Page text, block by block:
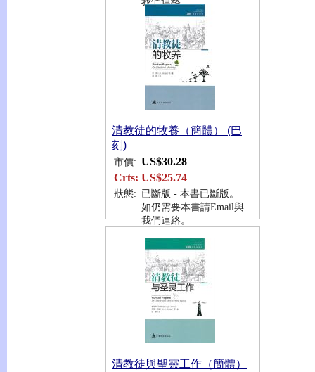
清教徒的牧養（簡體） (巴
刻)
市價: US$30.28
Crts: US$25.74
狀態: 已斷版 - 本書已斷版。
如仍需要本書請Email與
我們連絡。
清教徒與聖靈工作（簡體）